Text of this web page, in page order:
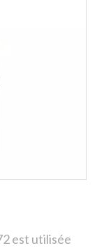
est utilisée